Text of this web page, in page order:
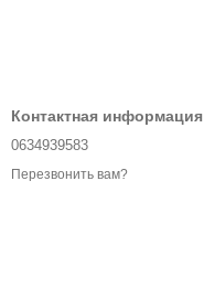
Контактная информация
0634939583
Перезвонить вам?